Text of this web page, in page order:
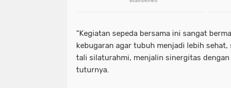
“Kegiatan sepeda bersama ini sangat
kebugaran agar tubuh menjadi lebih
tali silaturahmi, menjalin sinergitas dengan
tuturnya.